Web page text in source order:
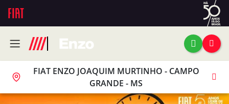
FIAT ENZO JOAQUIM MURTINHO - CAMPO
GRANDE - MS